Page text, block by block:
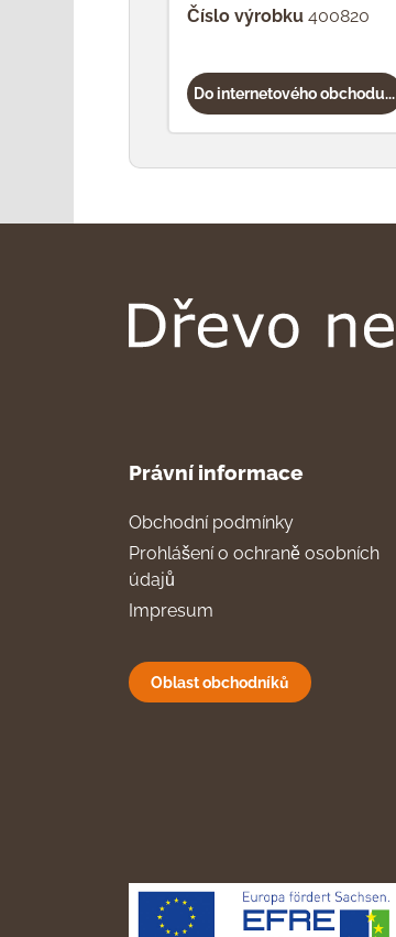
Číslo výrobku 400820
Do internetového obchodu...
Právní informace
Obchodní podmínky
Prohlášení o ochraně osobních
údajů
Impresum
Oblast obchodníků